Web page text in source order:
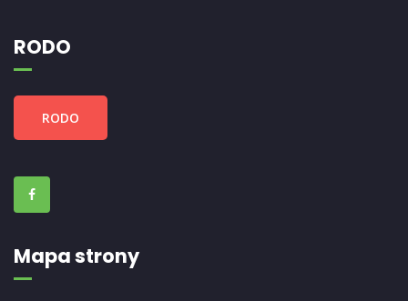
RODO
RODO
Mapa strony